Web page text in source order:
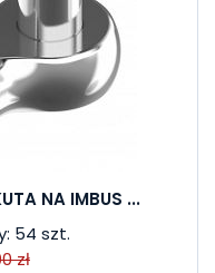
NA IMBUS ...
54 szt.
zł